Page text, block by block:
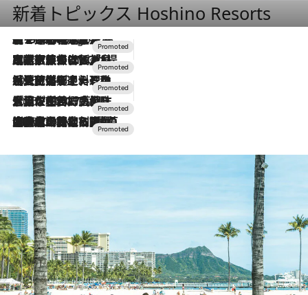
新着トピックス Hoshino Resorts
2 Hours Ago
【トンボの足水浴】ヒノキの香りに包まれて涼感マックス！約13℃の湧水かけ流しを避暑地「星野温泉 トンボの湯」で体験
2026.7.31
【ホテル帰省】という選択肢をOMOが提案。家族とほどよい距離を保つには「昼は実家、夜は気兼ねなくホテルで！」
2026.7.24
【夏限定ディナーコース】旬を迎える稚鮎や花ズッキーニなどをイタリア・トスカーナの郷土料理の手法で満喫！
2026.7.17
「土佐和ハーブかき氷」がOMO7高知に登場！生姜、山椒、大葉など目にも舌にも涼を呼ぶ郷土の味
2026.7.10
NEW OPEN！【界 草津】名湯の地に誕生。趣の異なる2種の温泉と上州ならではの会席・蕎麦割烹など美食を味わう究極の癒やし旅